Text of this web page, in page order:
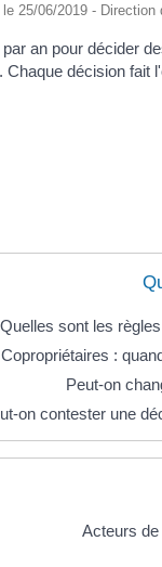
25/06/2019 -
an pour décider
décision fait
Quelles sont les
Copropriétaires :
Peut-on
on contester une
Acteurs de